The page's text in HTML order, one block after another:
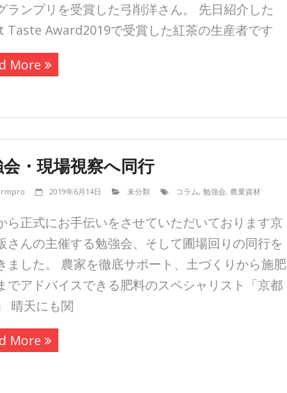
ランプリを受賞した弓削洋さん。 先日紹介した
Taste Award2019で受賞した紅茶の生産者です
More
・現場視察へ同行
2019年6月14日 未分類 コラム,勉強会, 農業資材
ら正式にお手伝いをさせていただいております京
さんの主催する勉強会、そして圃場回りの同行を
ました。 農家を徹底サポート、土づくりから施肥
でアドバイスできる肥料のスペシャリスト「京都
晴天にも関
More